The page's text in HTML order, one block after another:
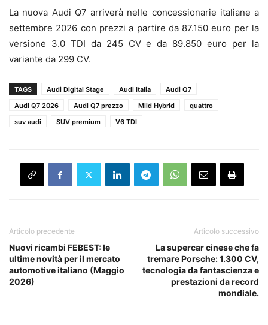
La nuova Audi Q7 arriverà nelle concessionarie italiane a
settembre 2026 con prezzi a partire da 87.150 euro per la
versione 3.0 TDI da 245 CV e da 89.850 euro per la
variante da 299 CV.
TAGS Audi Digital Stage Audi Italia
Audi Q7
Audi Q7 2026
Audi Q7 prezzo Mild Hybrid
quattro
suv audi
SUV premium V6 TDI
Articolo precedente
Nuovi ricambi FEBEST: le
ultime novità per il mercato
automotive italiano (Maggio
2026)
Articolo successivo
La supercar cinese che fa
tremare Porsche: 1.300 CV,
tecnologia da fantascienza e
prestazioni da record
mondiale.